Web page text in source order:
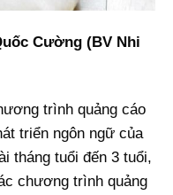
Cường (BV Nhi
trình quảng cáo
triển ngôn ngữ của
tháng tuổi đến 3 tuổi,
chương trình quảng